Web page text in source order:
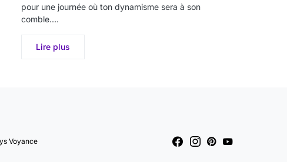
pour une journée où ton dynamisme sera à son
comble.…
Lire plus
Voyance